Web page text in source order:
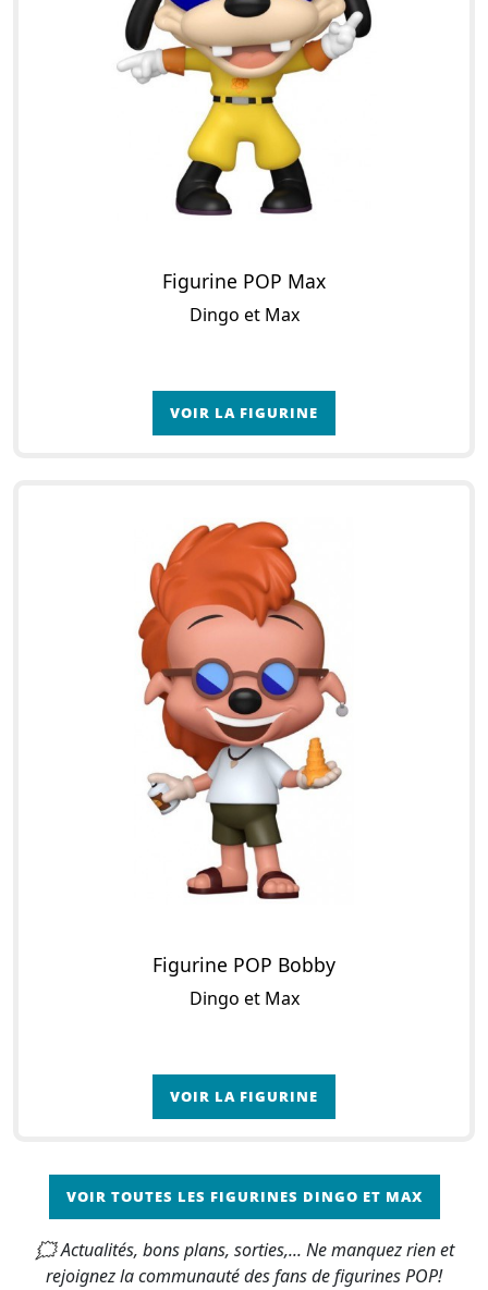
Figurine POP Max
Dingo et Max
VOIR LA FIGURINE
Figurine POP Bobby
Dingo et Max
VOIR LA FIGURINE
VOIR TOUTES LES FIGURINES DINGO ET MAX
🗯 Actualités, bons plans, sorties,... Ne manquez rien et
rejoignez la communauté des fans de figurines POP!